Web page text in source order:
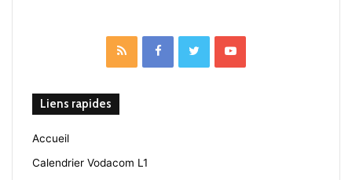
RSS FacebookTwitterYouTube
Liens rapides
Accueil
Calendrier Vodacom L1